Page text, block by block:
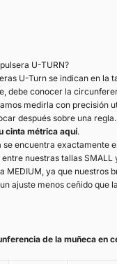
U-TURN?
U-Turn se indican en la
debe conocer la
medirla con precisión
después sobre una
cinta métrica aquí.
se encuentra exactamente
nuestras tallas
MEDIUM, ya que nuestros
ajuste menos ceñido que
de la muñeca en